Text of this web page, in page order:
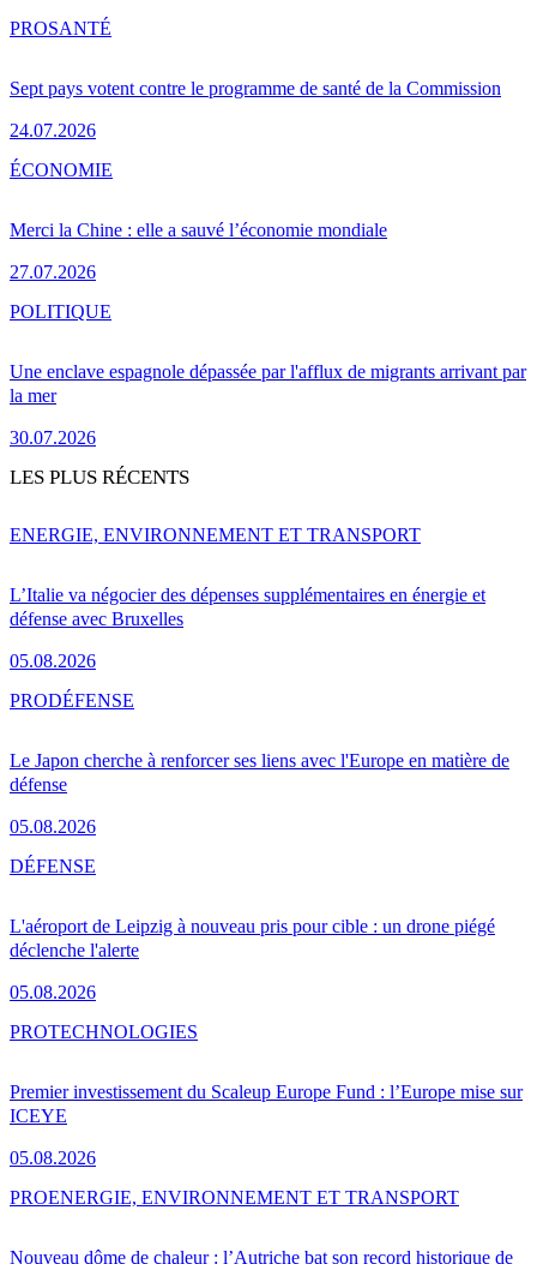
Sept pays votent contre le programme de santé de la Commission
24.07.2026
PROSANTÉ
Merci la Chine : elle a sauvé l’économie mondiale
27.07.2026
ÉCONOMIE
Une enclave espagnole dépassée par l'afflux de migrants arrivant par
la mer
30.07.2026
POLITIQUE
LES PLUS RÉCENTS
L’Italie va négocier des dépenses supplémentaires en énergie et
défense avec Bruxelles
05.08.2026
ENERGIE, ENVIRONNEMENT ET TRANSPORT
Le Japon cherche à renforcer ses liens avec l'Europe en matière de
défense
05.08.2026
PRODÉFENSE
L'aéroport de Leipzig à nouveau pris pour cible : un drone piégé
déclenche l'alerte
05.08.2026
DÉFENSE
Premier investissement du Scaleup Europe Fund : l’Europe mise sur
ICEYE
05.08.2026
PROTECHNOLOGIES
Nouveau dôme de chaleur : l’Autriche bat son record historique de
PROENERGIE, ENVIRONNEMENT ET TRANSPORT